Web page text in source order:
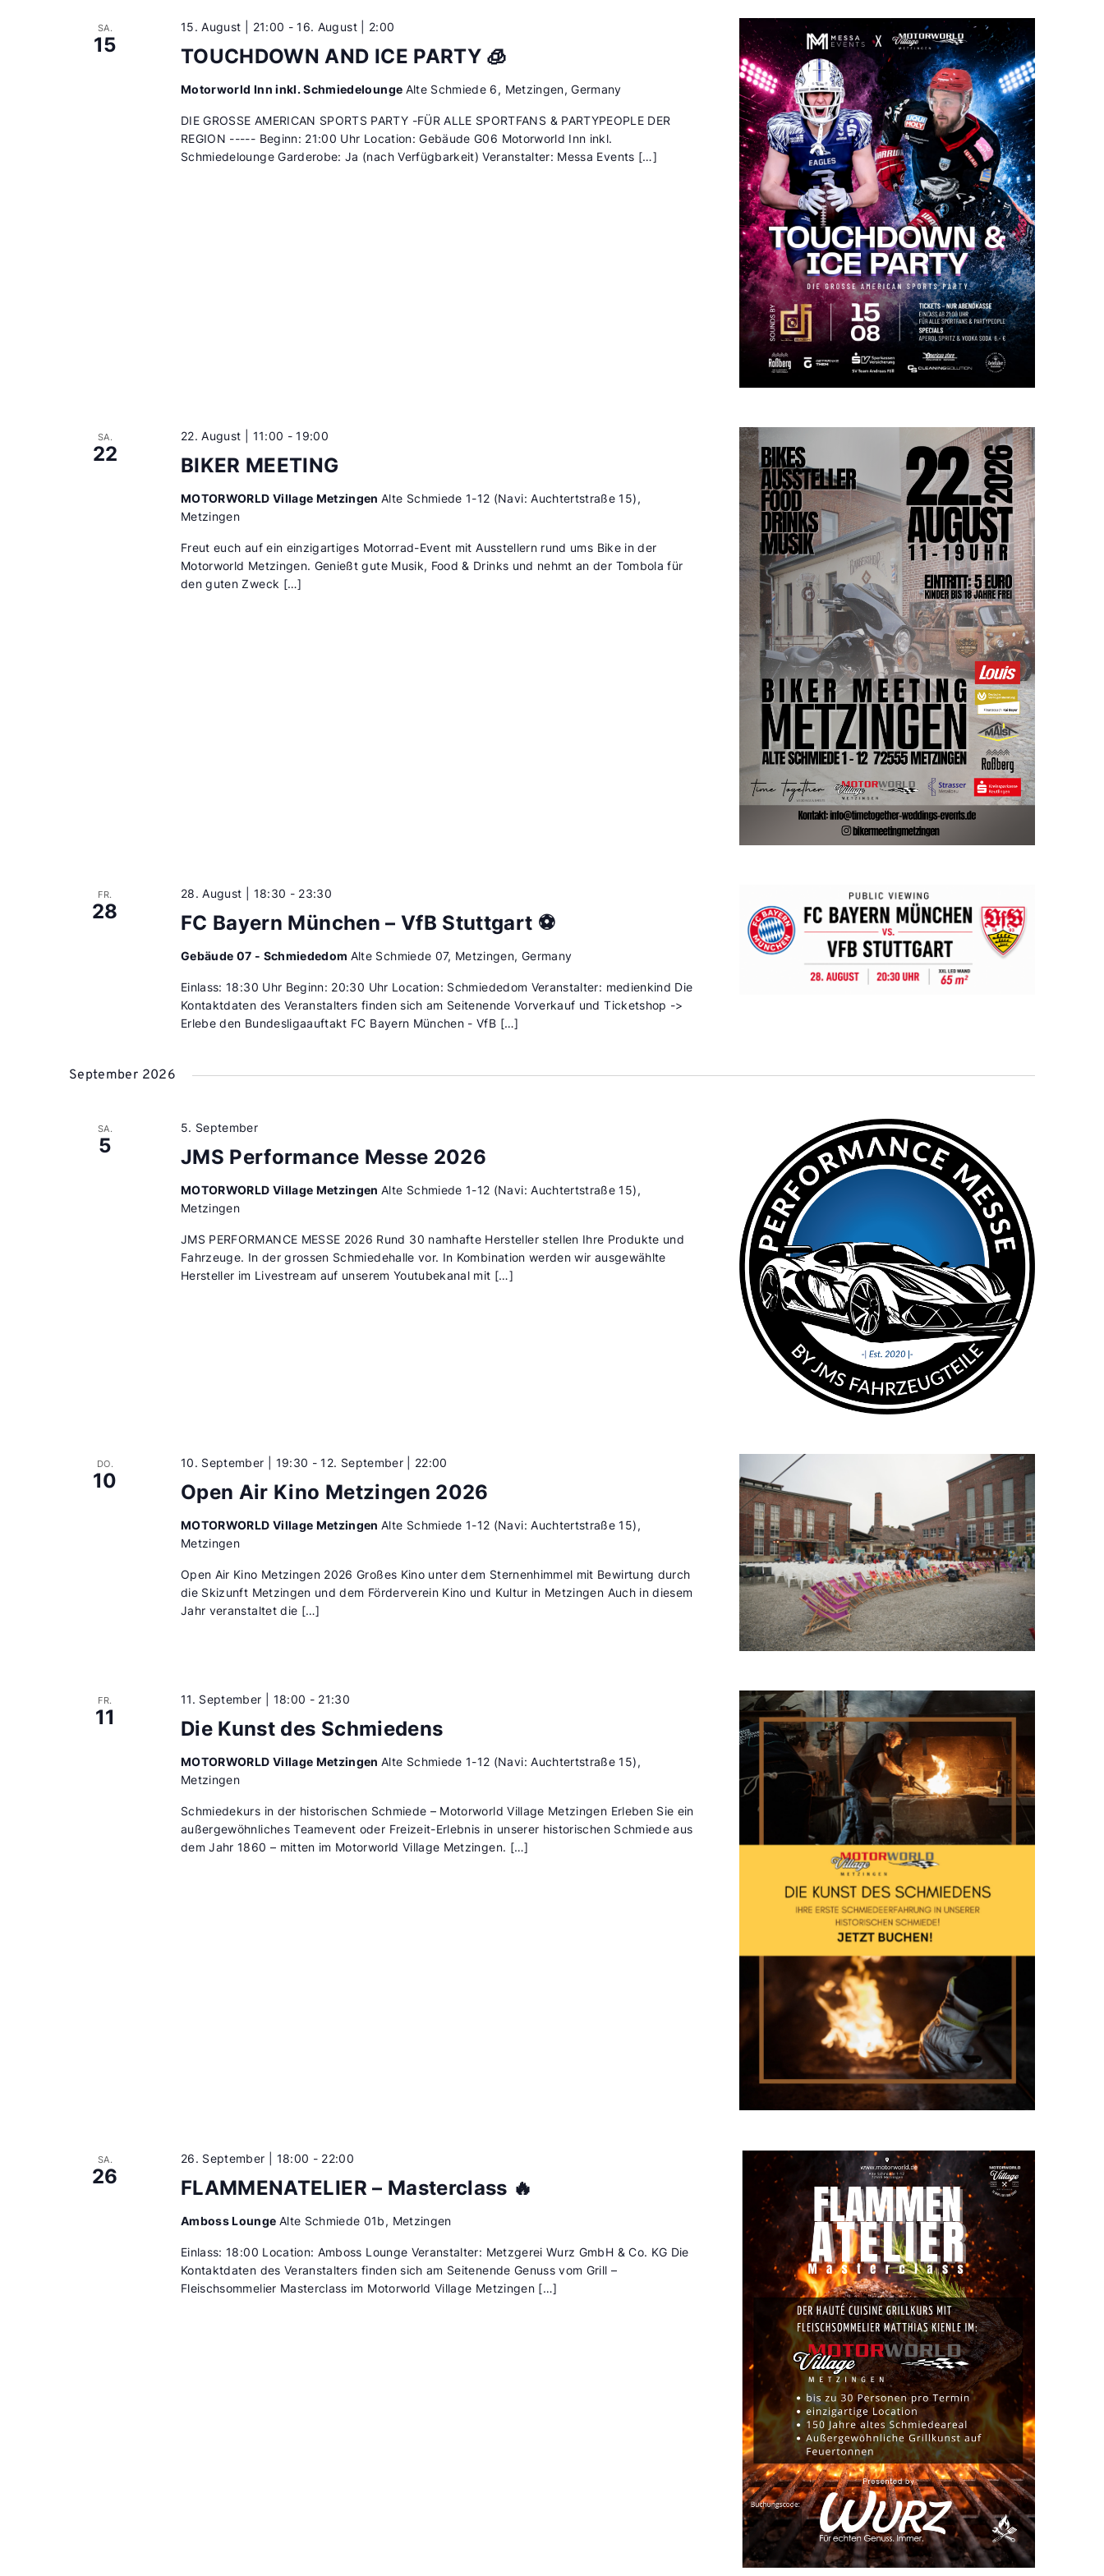
Veranstaltungen
SA.
15 TOUCHDOWN AND ICE PARTY 🧊
15. August | 21:00 - 16. August | 2:00
Motorworld Inn inkl. Schmiedelounge Alte Schmiede 6, Metzingen, Germany
DIE GROSSE AMERICAN SPORTS PARTY -FÜR ALLE SPORTFANS & PARTYPEOPLE DER
REGION ----- Beginn: 21:00 Uhr Location: Gebäude G06 Motorworld Inn inkl.
Schmiedelounge Garderobe: Ja (nach Verfügbarkeit) Veranstalter: Messa Events […]
SA.
22 BIKER MEETING
22. August | 11:00 - 19:00
MOTORWORLD Village MetzingenAlte Schmiede 1-12 (Navi: Auchtertstraße 15),
Metzingen
Freut euch auf ein einzigartiges Motorrad-Event mit Ausstellern rund ums Bike in der
Motorworld Metzingen. Genießt gute Musik, Food & Drinks und nehmt an der Tombola für
den guten Zweck […]
FR.
28 FC Bayern München – VfB Stuttgart ⚽
28. August | 18:30 - 23:30
Gebäude 07 - Schmiededom Alte Schmiede 07, Metzingen, Germany
Einlass: 18:30 Uhr Beginn: 20:30 Uhr Location: Schmiededom Veranstalter: medienkind Die
Kontaktdaten des Veranstalters finden sich am Seitenende Vorverkauf und Ticketshop ->
Erlebe den Bundesligaauftakt FC Bayern München - VfB […]
September 2026
SA.
5 JMS Performance Messe 2026
5. September
MOTORWORLD Village MetzingenAlte Schmiede 1-12 (Navi: Auchtertstraße 15),
Metzingen
JMS PERFORMANCE MESSE 2026 Rund 30 namhafte Hersteller stellen Ihre Produkte und
Fahrzeuge. In der grossen Schmiedehalle vor. In Kombination werden wir ausgewählte
Hersteller im Livestream auf unserem Youtubekanal mit […]
DO.
10 Open Air Kino Metzingen 2026
10. September | 19:30 - 12. September | 22:00
MOTORWORLD Village MetzingenAlte Schmiede 1-12 (Navi: Auchtertstraße 15),
Metzingen
Open Air Kino Metzingen 2026 Großes Kino unter dem Sternenhimmel mit Bewirtung durch
die Skizunft Metzingen und dem Förderverein Kino und Kultur in Metzingen Auch in diesem
Jahr veranstaltet die […]
FR.
11 Die Kunst des Schmiedens
11. September | 18:00 - 21:30
MOTORWORLD Village MetzingenAlte Schmiede 1-12 (Navi: Auchtertstraße 15),
Metzingen
Schmiedekurs in der historischen Schmiede – Motorworld Village Metzingen Erleben Sie ein
außergewöhnliches Teamevent oder Freizeit-Erlebnis in unserer historischen Schmiede aus
dem Jahr 1860 – mitten im Motorworld Village Metzingen. […]
SA.
26 FLAMMENATELIER – Masterclass 🔥
26. September | 18:00 - 22:00
Amboss Lounge Alte Schmiede 01b, Metzingen
Einlass: 18:00 Location: Amboss Lounge Veranstalter: Metzgerei Wurz GmbH & Co. KG Die
Kontaktdaten des Veranstalters finden sich am Seitenende Genuss vom Grill –
Fleischsommelier Masterclass im Motorworld Village Metzingen […]